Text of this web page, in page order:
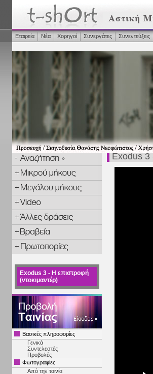
Εταιρεία Νέα Χορηγοί Συνεργάτες Συνεντεύξεις
Exodus 3 - Η επιστροφή
(ντοκιμαντέρ)
Βασικές πληροφορίες
Γενικά
Συντελεστές
Προβολές
Φωτογραφίες
Από την ταινία
Exodus 3